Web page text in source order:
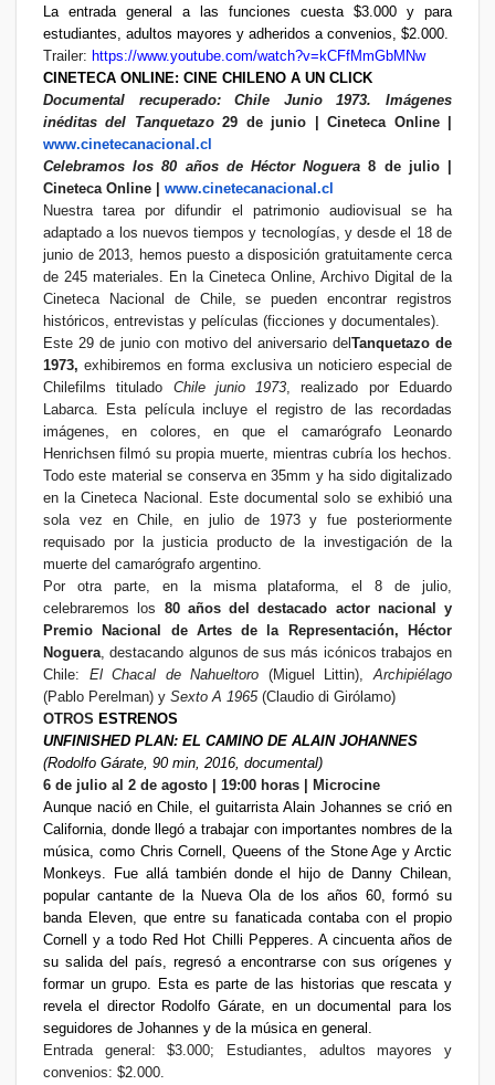
La entrada general a las funciones cuesta $3.000 y para
estudiantes, adultos mayores y adheridos a convenios, $2.000.
Trailer: https://www.youtube.com/watch?v=kCFfMmGbMNw
CINETECA ONLINE: CINE CHILENO A UN CLICK
Documental recuperado: Chile Junio 1973. Imágenes
inéditas del Tanquetazo29 de junio | Cineteca Online |
www.cinetecanacional.cl
Celebramos los 80 años de Héctor Noguera8 de julio |
Cineteca Online | www.cinetecanacional.cl
Nuestra tarea por difundir el patrimonio audiovisual se ha
adaptado a los nuevos tiempos y tecnologías, y desde el 18 de
junio de 2013, hemos puesto a disposición gratuitamente cerca
de 245 materiales. En la Cineteca Online, Archivo Digital de la
Cineteca Nacional de Chile, se pueden encontrar registros
históricos, entrevistas y películas (ficciones y documentales).
Este 29 de junio con motivo del aniversario del Tanquetazo de
1973, exhibiremos en forma exclusiva un noticiero especial de
Chilefilms titulado Chile junio 1973 , realizado por Eduardo
Labarca. Esta película incluye el registro de las recordadas
imágenes, en colores, en que el camarógrafo Leonardo
Henrichsen filmó su propia muerte, mientras cubría los hechos.
Todo este material se conserva en 35mm y ha sido digitalizado
en la Cineteca Nacional. Este documental solo se exhibió una
sola vez en Chile, en julio de 1973 y fue posteriormente
requisado por la justicia producto de la investigación de la
muerte del camarógrafo argentino.
Por otra parte, en la misma plataforma, el 8 de julio,
celebraremos los 80 años del destacado actor nacional y
Premio Nacional de Artes de la Representación, Héctor
Noguera , destacando algunos de sus más icónicos trabajos en
Chile: El Chacal de Nahueltoro (Miguel Littin),Archipiélago
(Pablo Perelman) y Sexto A 1965 (Claudio di Girólamo)
OTROS ESTRENOS
UNFINISHED PLAN: EL CAMINO DE ALAIN JOHANNES
(Rodolfo Gárate, 90 min, 2016, documental)
6 de julio al 2 de agosto | 19:00 horas | Microcine
Aunque nació en Chile, el guitarrista Alain Johannes se crió en
California, donde llegó a trabajar con importantes nombres de la
música, como Chris Cornell, Queens of the Stone Age y Arctic
Monkeys. Fue allá también donde el hijo de Danny Chilean,
popular cantante de la Nueva Ola de los años 60, formó su
banda Eleven, que entre su fanaticada contaba con el propio
Cornell y a todo Red Hot Chilli Pepperes. A cincuenta años de
su salida del país, regresó a encontrarse con sus orígenes y
formar un grupo. Esta es parte de las historias que rescata y
revela el director Rodolfo Gárate, en un documental para los
seguidores de Johannes y de la música en general.
Entrada general: $3.000; Estudiantes, adultos mayores y
convenios: $2.000.